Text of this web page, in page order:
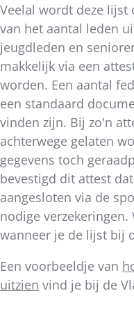
Veelal wordt deze lijst
van het aantal leden
jeugdleden en
makkelijk via een
worden. Een aantal
een standaard
vinden zijn. Bij zo'n
achterwege gelaten
gegevens toch
bevestigd dit attest
aangesloten via de
nodige
wanneer je de lijst bij
Een voorbeeldje van
uitzien vind je bij de